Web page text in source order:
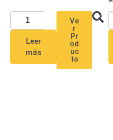
Micro
SDServidores
Aplicación
Unidades
Leer
más
Ve
r
Pr
od
uc
to